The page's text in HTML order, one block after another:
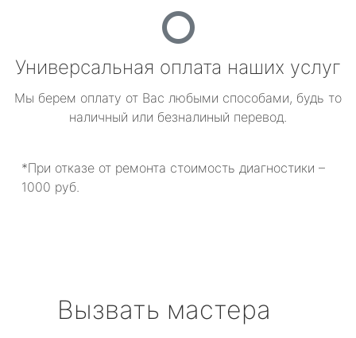
Универсальная оплата наших услуг
Мы берем оплату от Вас любыми способами, будь то
наличный или безналиный перевод.
*При отказе от ремонта стоимость диагностики –
1000 руб.
Вызвать мастера